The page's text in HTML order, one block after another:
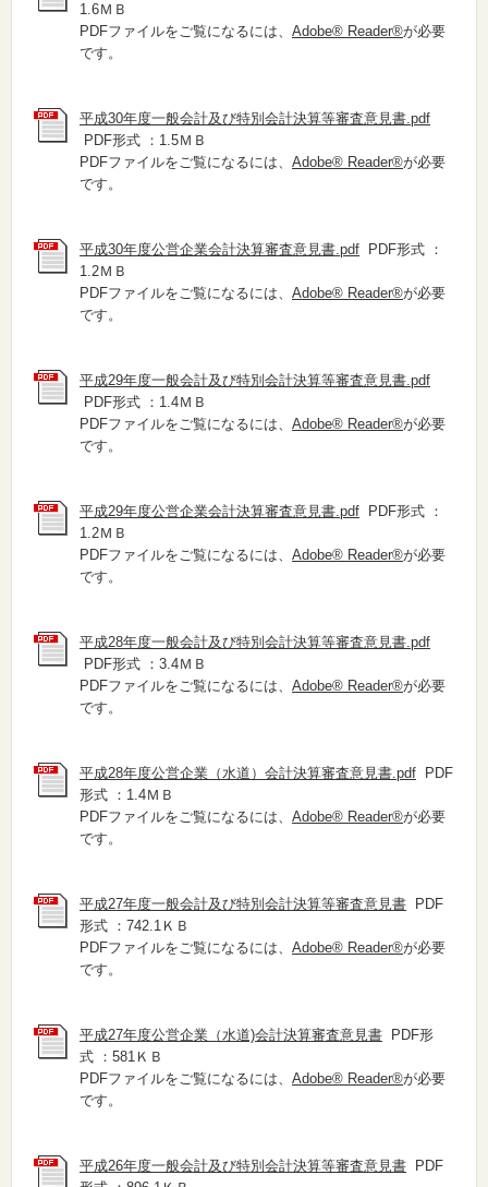
1.6ＭＢ
PDFファイルをご覧になるには、 Adobe® Reader®が必要
です。
平成30年度一般会計及び特別会計決算等審査意見書.pdf
PDF形式 ：1.5ＭＢ
PDFファイルをご覧になるには、 Adobe® Reader®が必要
です。
平成30年度公営企業会計決算審査意見書.pdf PDF形式 ：
1.2ＭＢ
PDFファイルをご覧になるには、 Adobe® Reader®が必要
です。
平成29年度一般会計及び特別会計決算等審査意見書.pdf
PDF形式 ：1.4ＭＢ
PDFファイルをご覧になるには、 Adobe® Reader®が必要
です。
平成29年度公営企業会計決算審査意見書.pdf PDF形式 ：
1.2ＭＢ
PDFファイルをご覧になるには、 Adobe® Reader®が必要
です。
平成28年度一般会計及び特別会計決算等審査意見書.pdf
PDF形式 ：3.4ＭＢ
PDFファイルをご覧になるには、 Adobe® Reader®が必要
です。
平成28年度公営企業（水道）会計決算審査意見書.pdf PDF
形式 ：1.4ＭＢ
PDFファイルをご覧になるには、 Adobe® Reader®が必要
です。
平成27年度一般会計及び特別会計決算等審査意見書 PDF
形式 ：742.1ＫＢ
PDFファイルをご覧になるには、 Adobe® Reader®が必要
です。
平成27年度公営企業（水道)会計決算審査意見書 PDF形
式 ：581ＫＢ
PDFファイルをご覧になるには、 Adobe® Reader®が必要
です。
平成26年度一般会計及び特別会計決算等審査意見書 PDF